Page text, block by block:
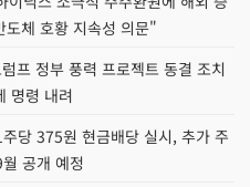
체 호황 지속성 의문"
프 정부 풍력 프로젝트 동결 조치
명령 내려
당 375원 현금배당 실시, 추가 주
공개 예정